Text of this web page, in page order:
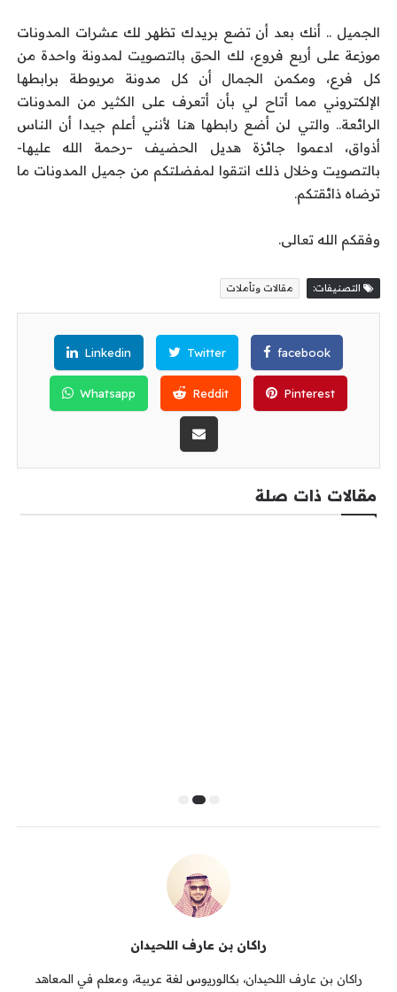
الجميل .. أنك بعد أن تضع بريدك تظهر لك عشرات المدونات
موزعة على أربع فروع، لك الحق بالتصويت لمدونة واحدة من
كل فرع، ومكمن الجمال أن كل مدونة مربوطة برابطها
الإلكتروني مما أتاح لي بأن أتعرف على الكثير من المدونات
الرائعة.. والتي لن أضع رابطها هنا لأنني أعلم جيدا أن الناس
أذواق، ادعموا جائزة هديل الحضيف –رحمة الله عليها-
بالتصويت وخلال ذلك انتقوا لمفضلتكم من جميل المدونات ما
ترضاه ذائقتكم.
وفقكم الله تعالى.
التصنيفات: مقالات وتأملات
facebook
Twitter
Linkedin
Pinterest
Reddit
Whatsapp
مقالات ذات صلة
راكان بن عارف اللحيدان
راكان بن عارف اللحيدان، بكالوريوس لغة عربية، ومعلم في المعاهد